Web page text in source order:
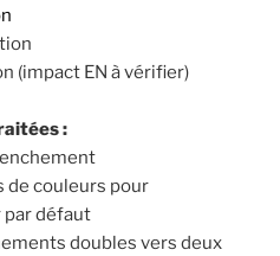
(impact EN à vérifier)
:
de couleurs pour
par défaut
doubles vers deux